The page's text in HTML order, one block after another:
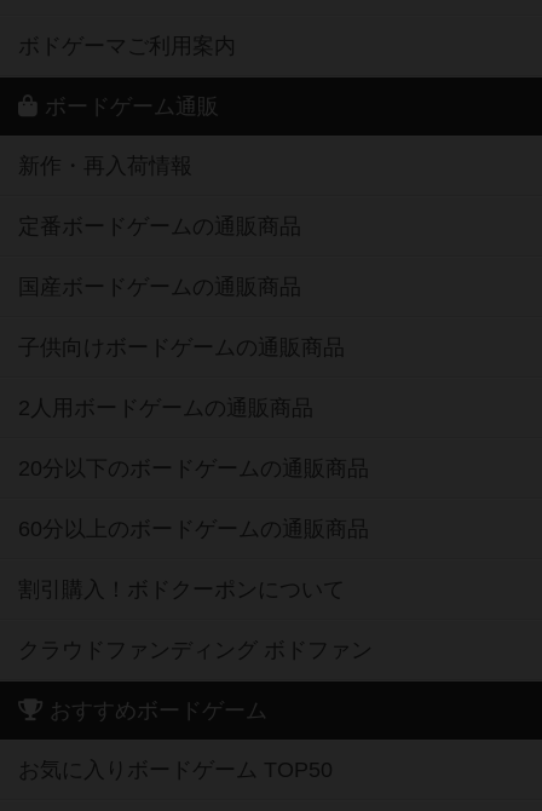
ボドゲーマご利用案内
ボードゲーム通販
新作・再入荷情報
定番ボードゲームの通販商品
国産ボードゲームの通販商品
子供向けボードゲームの通販商品
2人用ボードゲームの通販商品
20分以下のボードゲームの通販商品
60分以上のボードゲームの通販商品
割引購入！ボドクーポンについて
クラウドファンディング ボドファン
おすすめボードゲーム
お気に入りボードゲーム TOP50